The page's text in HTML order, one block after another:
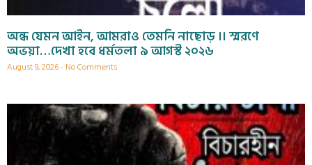
অন্ধ যেমন আইন, আমরাও তেমনি নাছোড় ।। স্মরণে
অভয়া…দেখা হবে ধর্মতলা ৯ আগস্ট ২০২৬
August 9, 2026 No Comments